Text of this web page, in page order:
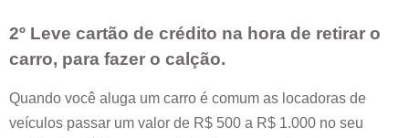
2º Leve cartão de crédito na hora de retirar o
carro, para fazer o calção.
Quando você aluga um carro é comum as locadoras de
veículos passar um valor de R$ 500 a R$ 1.000 no seu